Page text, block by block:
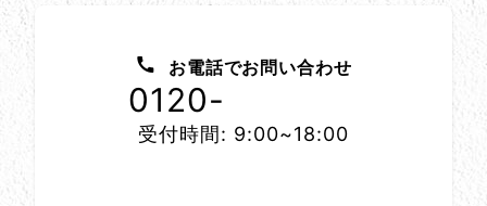
お電話でお問い合わせ
0120-
受付時間: 9:00~18:00